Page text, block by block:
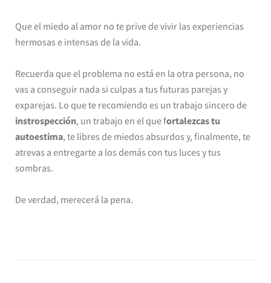
Que el miedo al amor no te prive de vivir las experiencias
hermosas e intensas de la vida.
Recuerda que el problema no está en la otra persona, no
vas a conseguir nada si culpas a tus futuras parejas y
exparejas. Lo que te recomiendo es un trabajo sincero de
instrospección, un trabajo en el que fortalezcas tu
autoestima, te libres de miedos absurdos y, finalmente, te
atrevas a entregarte a los demás con tus luces y tus
sombras.
De verdad, merecerá la pena.